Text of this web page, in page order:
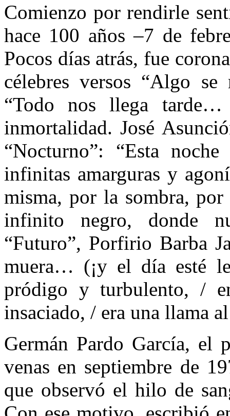
Comienzo por rendirle
hace 100 años –7 de
Pocos días atrás, fue
célebres versos “Algo
“Todo nos llega
inmortalidad. José
“Nocturno”: “Esta
infinitas amarguras y
misma, por la sombra,
infinito negro, donde
“Futuro”, Porfirio Barba
muera… (¡y el día esté
pródigo y turbulento, /
insaciado, / era una llama
Germán Pardo García, el
venas en septiembre de
que observó el hilo de